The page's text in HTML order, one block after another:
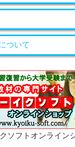
ついて
ソフトオンライン